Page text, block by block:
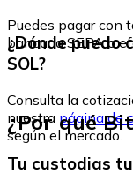
Puedes pagar con
bancaria SEPA o
¿Dónde puedo
SOL?
Consulta la
nuestra página de
según el mercado.
¿Por qué
Tu custodias